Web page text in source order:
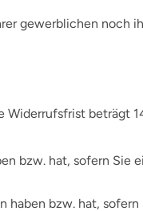
gewerblichen noch
beträgt
bzw. hat, sofern Sie
bzw. hat,